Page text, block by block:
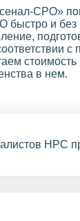
СРО»
быстро и
в нем.
НРС